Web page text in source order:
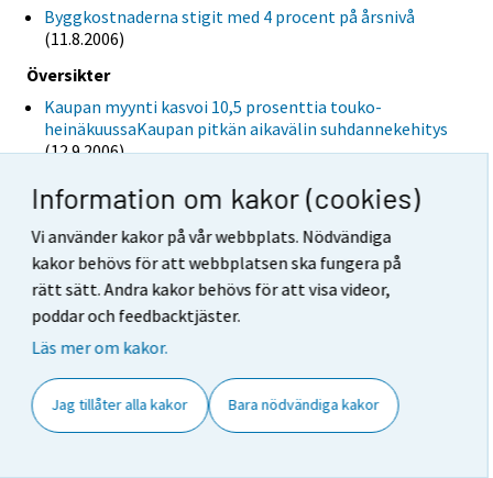
Information om kakor (cookies)
Vi använder kakor på vår webbplats. Nödvändiga
kakor behövs för att webbplatsen ska fungera på
rätt sätt. Andra kakor behövs för att visa videor,
poddar och feedbacktjäster.
Läs mer om kakor.
Jag tillåter alla kakor Bara nödvändiga kakor
Byggkostnaderna stigit med 4 procent på årsnivå
(11.8.2006)
Översikter
Kaupan myynti kasvoi 10,5 prosenttia touko-
heinäkuussaKaupan pitkän aikavälin suhdannekehitys
(12.9.2006)
Tabeller
(12.10.2006)
Rakentamisen myynnin määräindeksi 2000=100
(Excel)(12.10.2006)
augusti
Försäljningen inom detaljhandeln ökade med 5,3
procent i augusti(13.10.2006)